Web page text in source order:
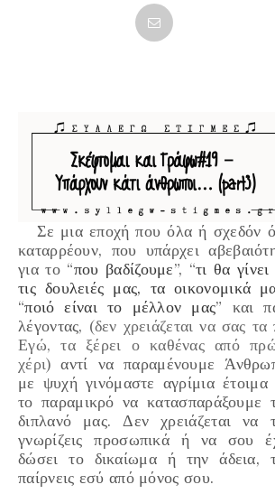
Σε μια εποχή που όλα ή σχεδόν
καταρρέουν, που υπάρχει
για το “που βαδίζουμε”, “τι θα
τις δουλειές μας, τα οικονομικά
“ποιό είναι το μέλλον μας” και
λέγοντας, (δεν χρειάζεται να σας τα
Εγώ, τα ξέρει ο καθένας από
χέρι) αντί να παραμένουμε
με ψυχή γινόμαστε αγρίμια έτοιμα
το παραμικρό να κατασπαράξουμε
διπλανό μας. Δεν χρειάζεται να
γνωρίζεις προσωπικά ή να σου
δώσει το δικαίωμα ή την άδεια,
παίρνεις εσύ από μόνος σου.